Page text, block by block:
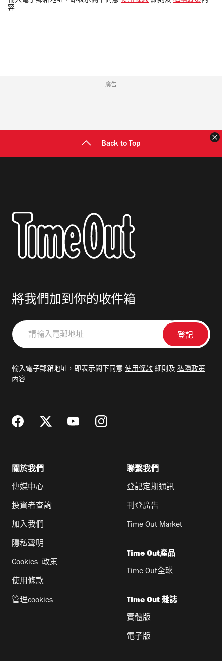
郵
容
廣告
Back to Top
將我們加到你的收件箱
請
輸
郵
輸入電子郵箱地址，即表示閣下同意 使用條款 細則及 私隱政策
內容
關於我們
傳媒中心
投資者查詢
加入我們
隱私聲明
Cookies 政策
使用條款
管理cookies
聯繫我們
登記定期通訊
刊登廣告
Time Out Market
Time Out產品
Time Out全球
Time Out 雜誌
實體版
電子版